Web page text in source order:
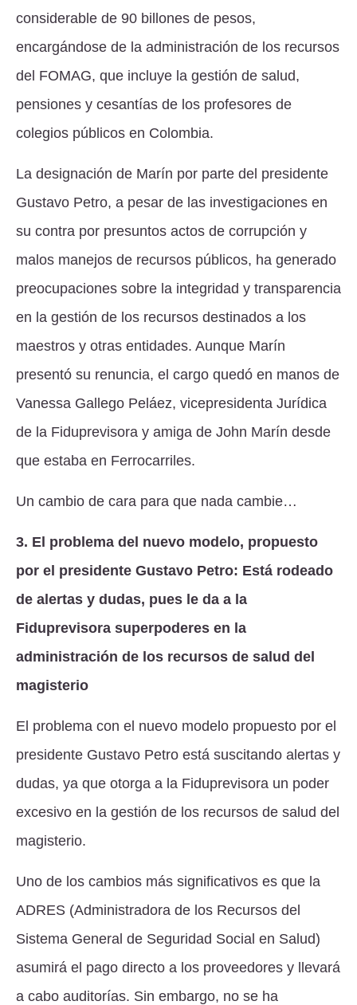
considerable de 90 billones de pesos,
encargándose de la administración de los recursos
del FOMAG, que incluye la gestión de salud,
pensiones y cesantías de los profesores de
colegios públicos en Colombia.
La designación de Marín por parte del presidente
Gustavo Petro, a pesar de las investigaciones en
su contra por presuntos actos de corrupción y
malos manejos de recursos públicos, ha generado
preocupaciones sobre la integridad y transparencia
en la gestión de los recursos destinados a los
maestros y otras entidades. Aunque Marín
presentó su renuncia, el cargo quedó en manos de
Vanessa Gallego Peláez, vicepresidenta Jurídica
de la Fiduprevisora y amiga de John Marín desde
que estaba en Ferrocarriles.
Un cambio de cara para que nada cambie…
3. El problema del nuevo modelo, propuesto
por el presidente Gustavo Petro: Está rodeado
de alertas y dudas, pues le da a la
Fiduprevisora superpoderes en la
administración de los recursos de salud del
magisterio
El problema con el nuevo modelo propuesto por el
presidente Gustavo Petro está suscitando alertas y
dudas, ya que otorga a la Fiduprevisora un poder
excesivo en la gestión de los recursos de salud del
magisterio.
Uno de los cambios más significativos es que la
ADRES (Administradora de los Recursos del
Sistema General de Seguridad Social en Salud)
asumirá el pago directo a los proveedores y llevará
a cabo auditorías. Sin embargo, no se ha